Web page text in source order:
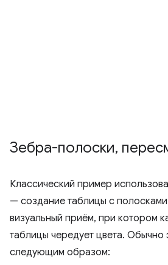
Зебра-полоски,
Классический пример
— создание таблицы с
визуальный приём, при котором
таблицы чередует цвета. Обычно
следующим образом: